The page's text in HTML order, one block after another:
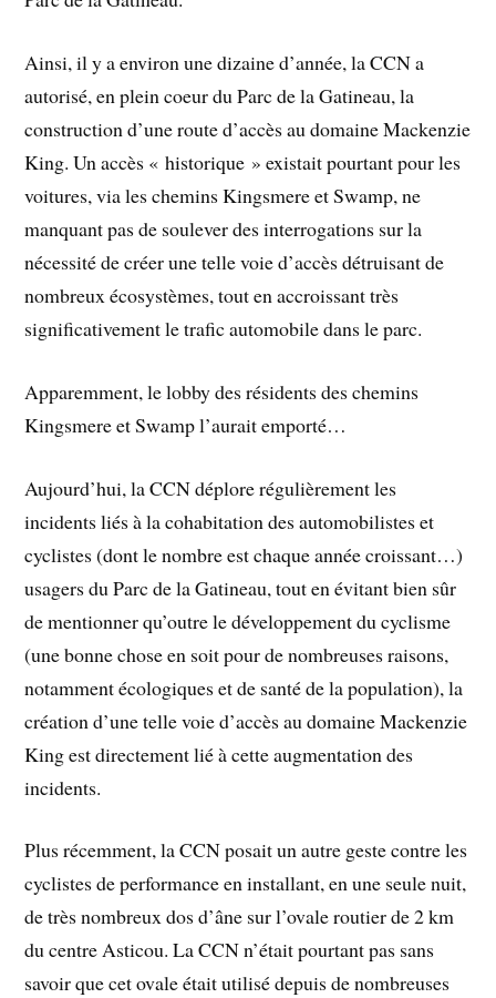
Ainsi, il y a environ une dizaine d’année, la CCN a
autorisé, en plein coeur du Parc de la Gatineau, la
construction d’une route d’accès au domaine Mackenzie
King. Un accès « historique » existait pourtant pour les
voitures, via les chemins Kingsmere et Swamp, ne
manquant pas de soulever des interrogations sur la
nécessité de créer une telle voie d’accès détruisant de
nombreux écosystèmes, tout en accroissant très
significativement le trafic automobile dans le parc.
Apparemment, le lobby des résidents des chemins
Kingsmere et Swamp l’aurait emporté…
Aujourd’hui, la CCN déplore régulièrement les
incidents liés à la cohabitation des automobilistes et
cyclistes (dont le nombre est chaque année croissant…)
usagers du Parc de la Gatineau, tout en évitant bien sûr
de mentionner qu’outre le développement du cyclisme
(une bonne chose en soit pour de nombreuses raisons,
notamment écologiques et de santé de la population), la
création d’une telle voie d’accès au domaine Mackenzie
King est directement lié à cette augmentation des
incidents.
Plus récemment, la CCN posait un autre geste contre les
cyclistes de performance en installant, en une seule nuit,
de très nombreux dos d’âne sur l’ovale routier de 2 km
du centre Asticou. La CCN n’était pourtant pas sans
savoir que cet ovale était utilisé depuis de nombreuses